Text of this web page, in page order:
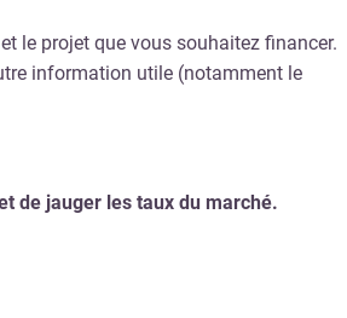
le projet que vous souhaitez financer.
information utile (notamment le
de jauger les taux du marché.